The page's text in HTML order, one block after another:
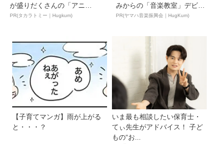
が盛りだくさんの「アニ
ア ...
PR(タカラトミー｜Hugkum)
みからの「音楽教室」デビ
ュ...
PR(ヤマハ音楽振興会｜HugKum)
【子育てマンガ】雨が上がる
と・・・？
いま最も相談したい保育士・
てぃ先生がアドバイス！ 子ど
もの“お...